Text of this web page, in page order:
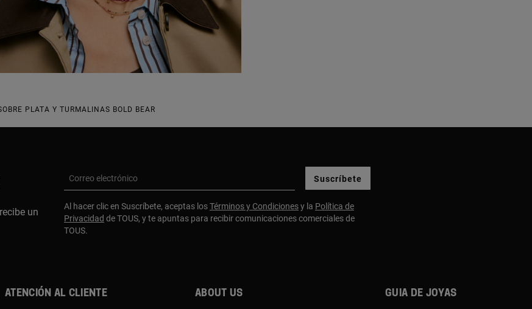
PLATA Y TURMALINAS BOLD BEAR
un
Correo electrónico Suscríbete
Al hacer clic en Suscríbete, aceptas losTérminos y Condicionesy la Política de
Privacidad de TOUS, y te apuntas para recibir comunicaciones comerciales de
TOUS.
Atención al cliente About us Guia de joyas